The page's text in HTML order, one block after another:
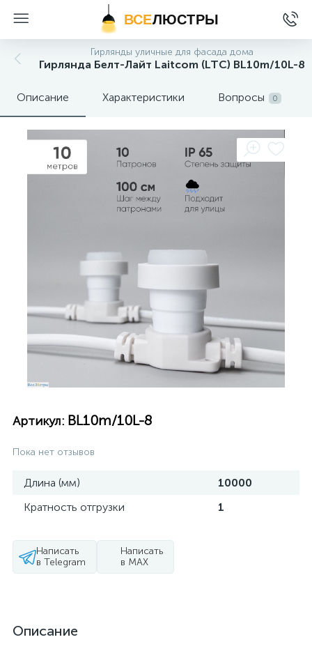
ВСЕЛЮСТРЫ
Гирлянды уличные для фасада дома
Гирлянда Белт-Лайт Laitcom (LTC) BL10m/10L-8
Описание Характеристики Вопросы 0
Артикул: BL10m/10L-8
Пока нет отзывов
Длина (мм)
10000
Кратность отгрузки
1
Написать
в Telegram
Написать
в MAX
Описание